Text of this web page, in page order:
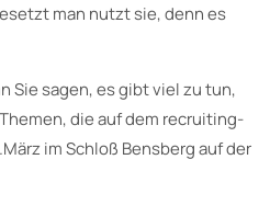
man nutzt sie, denn es
Sie sagen, es gibt viel zu tun,
die auf dem recruiting-
im Schloß Bensberg auf der